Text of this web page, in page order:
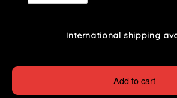
International shipping
Add to cart